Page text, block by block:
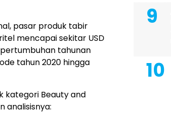
pasar produk tabir
mencapai sekitar USD
tahunan
tahun 2020 hingga
kategori Beauty and
analisisnya: